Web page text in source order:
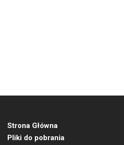
Strona Główna
Pliki do pobrania